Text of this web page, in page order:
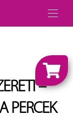
–
PERCEK